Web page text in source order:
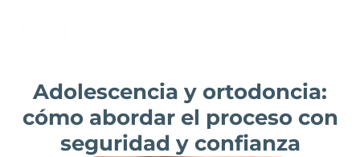
Adolescencia y ortodoncia:
cómo abordar el proceso con
seguridad y confianza